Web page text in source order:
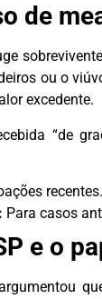
de
ou o
excedente.
“de
recentes.
Para casos
e o